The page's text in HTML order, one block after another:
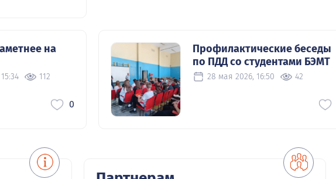
на
112
0
Профилактические беседы
по ПДД со студентами БЭМТ
28 мая 2026, 16:50 42